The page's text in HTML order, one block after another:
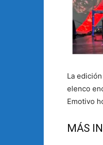
La
elenco
Emotivo
MÁS